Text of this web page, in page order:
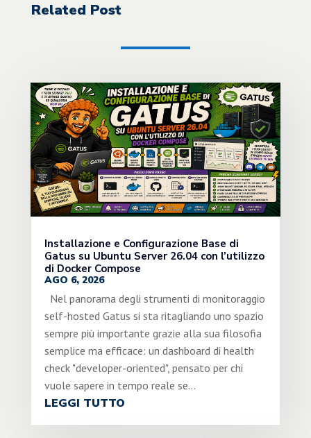
Related Post
Installazione e Configurazione Base di
Gatus su Ubuntu Server 26.04 con l’utilizzo
di Docker Compose
AGO 6, 2026
Nel panorama degli strumenti di monitoraggio
self-hosted Gatus si sta ritagliando uno spazio
sempre più importante grazie alla sua filosofia
semplice ma efficace: un dashboard di health
check "developer-oriented", pensato per chi
vuole sapere in tempo reale se...
LEGGI TUTTO